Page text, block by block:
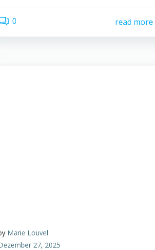
0 read more
Marie Louvel
27, 2025